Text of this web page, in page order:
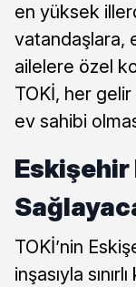
en yüksek
vatandaşlara,
ailelere özel
TOKİ, her
ev sahibi
Eskişehir
TOKİ’nin
inşasıyla